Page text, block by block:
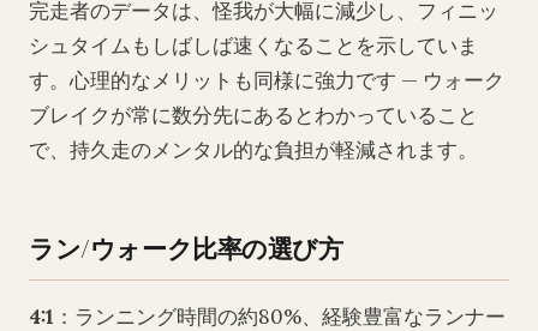
完走者のデータは、怪我が大幅に減少し、フィニッ
シュタイムもしばしば速くなることを示していま
す。心理的なメリットも同様に強力です — ウォーク
ブレイクが常に数分先にあるとわかっていること
で、持久走のメンタル的な負担が軽減されます。
ラン/ウォーク比率の選び方
4:1 ：ランニング時間の約80%、経験豊富なランナー